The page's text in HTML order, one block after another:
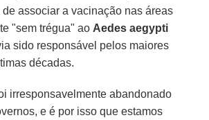
associar a vacinação nas áreas
"sem trégua" ao Aedes aegypti
sido responsável pelos maiores
décadas.
irresponsavelmente abandonado
e é por isso que estamos